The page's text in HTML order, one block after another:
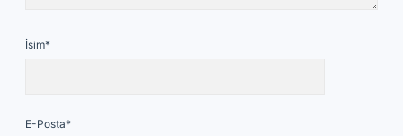
İsim*
E-Posta*